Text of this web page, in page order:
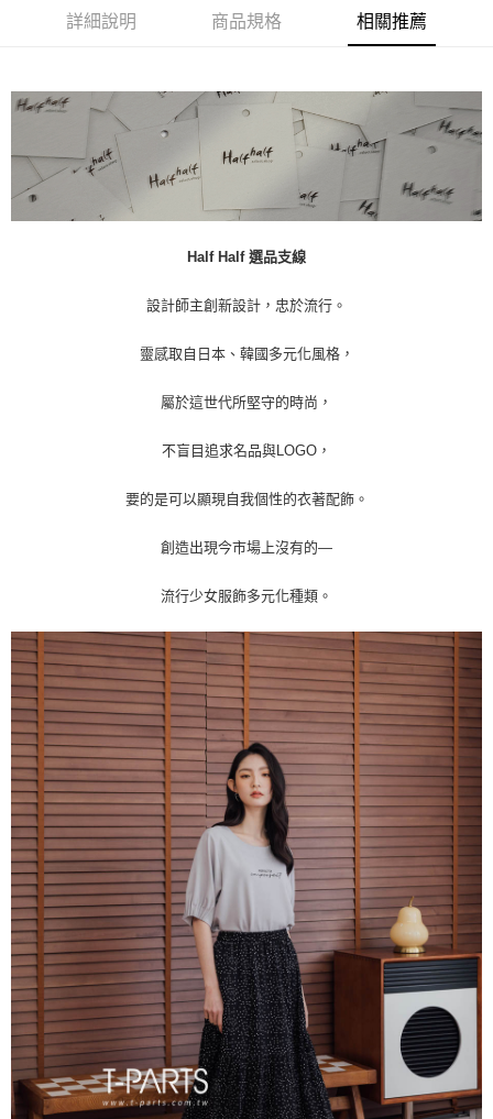
結帳頁面，進行簡訊認證並確認金額後，即可完成結帳。
※ 請注意：結帳手續完成當下不需立刻繳費，但若您需要取消訂單，請聯絡
購買商品的店家。未經商家同意取消之訂單仍視為有效，需透過AFTEE先享
後付繳納相關費用。
※ 交易是否成功請以「AFTEE先享後付 」之結帳頁面顯示為準，若有關於
是否繳費成功／繳費後需取消欲退款等相關疑問，請聯繫「AFTEE先享後付
客戶支援中心」
https://netprotections.freshdesk.com/support/home
１．透過由恩沛科技股份有限公司提供之「AFTEE先享後付」服務完成之交
權轉讓予恩沛科技股份有限公司。
３．未成年的使用者請事先徵得法定代理人或監護人之同意方可使用
請求用戶進行身份認證。
恩沛科技股份有限公司將有權停止該用戶之使用額度並採取法律行動。
每筆NT$65，滿NT$2,000(含以上)免運費
付款後7-11取貨
每筆NT$65，滿NT$2,000(含以上)免運費
宅配
每筆NT$100，滿NT$2,000(含以上)免運費
詳細說明 商品規格 相關推薦
Half Half 選品支線
設計師主創新設計，忠於流行。
靈感取自日本、韓國多元化風格，
屬於這世代所堅守的時尚，
不盲目追求名品與LOGO，
要的是可以顯現自我個性的衣著配飾。
創造出現今市場上沒有的—
流行少女服飾多元化種類。